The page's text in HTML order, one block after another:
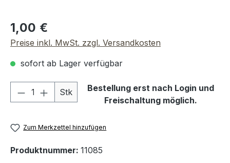
Regulärer Preis:
1,00 €
Preise inkl. MwSt. zzgl. Versandkosten
sofort ab Lager verfügbar
Produkt Anzahl: Gib den
Stk
Bestellung erst nach Login und
Freischaltung möglich.
Zum Merkzettel hinzufügen
Produktnummer: 11085